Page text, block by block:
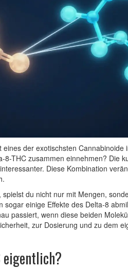
eines der exotischsten Cannabinoide
8-THCzusammen einnehmen? Die
Diese Kombination
du nicht nur mit Mengen,
sogar einige Effekte des Delta-8
passiert, wenn diese beiden
zur Dosierung und zu dem
eigentlich?